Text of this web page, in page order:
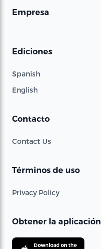
Empresa
Ediciones
Spanish
English
Contacto
Contact Us
Términos de uso
Privacy Policy
Obtener la aplicación
Download on the